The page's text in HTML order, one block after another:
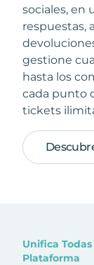
sociales, en
respuestas,
gestione
hasta los
cada punto
tickets
Unifica
Plataforma